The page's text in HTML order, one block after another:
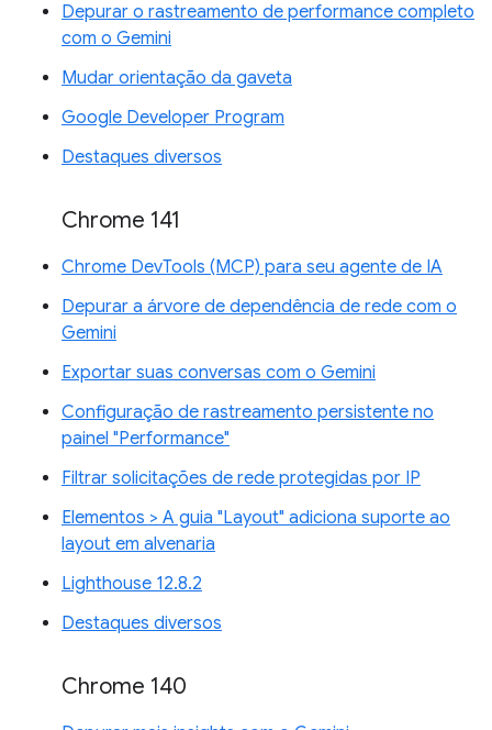
Depurar o rastreamento de performance completo
com o Gemini
Mudar orientação da gaveta
Google Developer Program
Destaques diversos
Chrome 141
Chrome DevTools (MCP) para seu agente de IA
Depurar a árvore de dependência de rede com o
Gemini
Exportar suas conversas com o Gemini
Configuração de rastreamento persistente no
painel "Performance"
Filtrar solicitações de rede protegidas por IP
Elementos > A guia "Layout" adiciona suporte ao
layout em alvenaria
Lighthouse 12.8.2
Destaques diversos
Chrome 140